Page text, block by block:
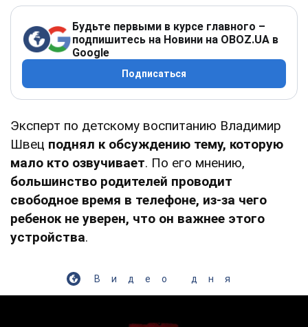
Будьте первыми в курсе главного –
подпишитесь на Новини на OBOZ.UA в
Google
Подписаться
Эксперт по детскому воспитанию Владимир
Швец поднял к обсуждению тему, которую
мало кто озвучивает. По его мнению,
большинство родителей проводит
свободное время в телефоне, из-за чего
ребенок не уверен, что он важнее этого
устройства.
Видео дня